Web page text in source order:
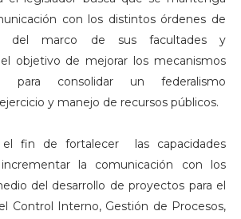
con los distintos órdenes de
del marco de sus facultades y
objetivo de mejorar los mecanismos
para consolidar un federalismo
y manejo de recursos públicos.
el fin de fortalecer las capacidades
la comunicación con los
del desarrollo de proyectos para el
Control Interno, Gestión de Procesos,